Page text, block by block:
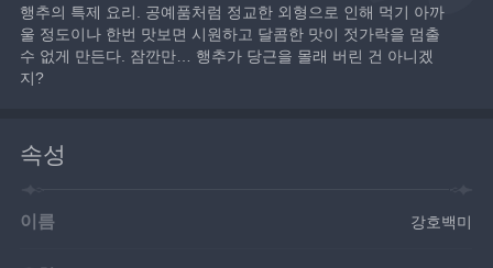
행추의 특제 요리. 공예품처럼 정교한 외형으로 인해 먹기 아까
울 정도이나 한번 맛보면 시원하고 달콤한 맛이 젓가락을 멈출
수 없게 만든다. 잠깐만… 행추가 당근을 몰래 버린 건 아니겠
지?
속성
이름 강호백미